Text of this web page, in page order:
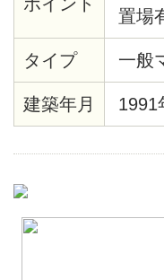
置場
タイプ 一般
建築年月